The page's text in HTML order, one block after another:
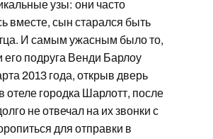
узы: они часто
вместе, сын старался быть
И самым ужасным было то,
его подруга Венди Барлоу
2013 года, открыв дверь
отеле городка Шарлотт, после
не отвечал на их звонки с
для отправки в